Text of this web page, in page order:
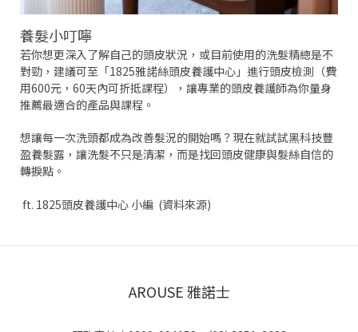
養髮小叮嚀
若你想更深入了解自己的頭皮狀況，或目前使用的洗髮精總是不
對勁，建議可至「1825雅諾絲頭皮養護中心」進行頭皮檢測（費
用600元，60天內可折抵課程），讓專業的頭皮養護師為你量身
推薦最適合的產品與課程。
想讓每一次洗頭都成為改善髮況的開始嗎？現在就試試黑科技豐
盈養髮露，讓洗髮不只是清潔，而是找回頭皮健康與髮絲自信的
轉捩點。
ft. 1825頭皮養護中心 小編 (資料來源)
AROUSE 雅諾士